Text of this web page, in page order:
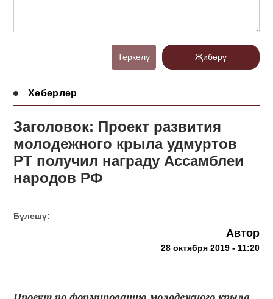
Теркәлү Җибәрү
Хәбәрләр
Заголовок: Проект развития
молодежного крыла удмуртов
РТ получил награду Ассамблеи
народов РФ
Бүлешү:
Автор
28 октября 2019 - 11:20